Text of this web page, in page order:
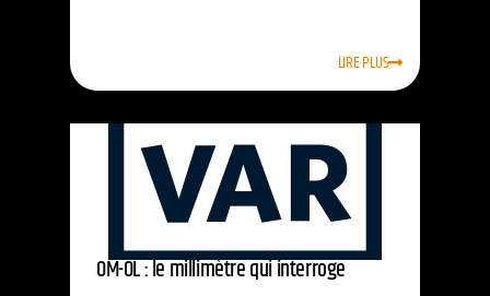
LIRE PLUS
OM-OL : le millimètre qui interroge